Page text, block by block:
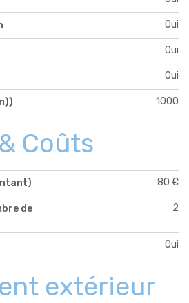
Oui
Oui
Oui
1000
Coûts
80 €
de
2
Oui
extérieur